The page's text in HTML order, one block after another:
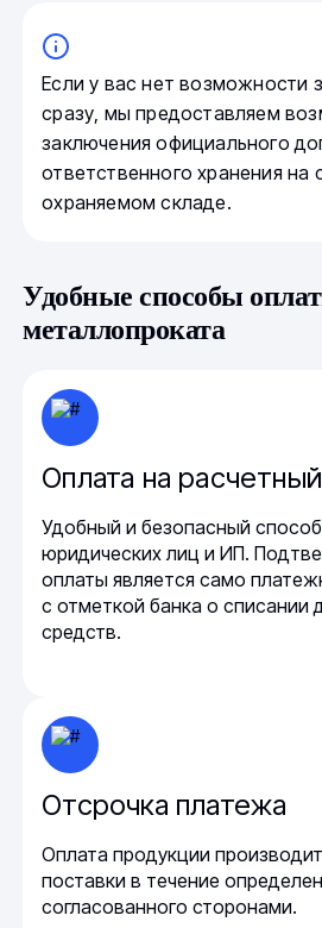
Если у вас нет возможности
сразу, мы предоставляем
заключения официального
ответственного хранения на
охраняемом складе.
Удобные способы
металлопроката
Оплата на
Удобный и безопасный
юридических лиц и ИП.
оплаты является само
с отметкой банка о списании
средств.
Отсрочка платежа
Оплата продукции
поставки в течение
согласованного сторонами.